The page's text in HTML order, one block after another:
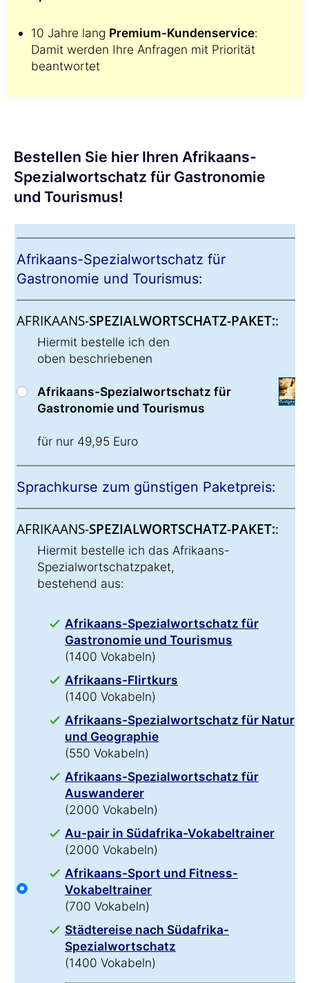
10 Jahre lang Premium-Kundenservice:
Damit werden Ihre Anfragen mit Priorität
beantwortet
Bestellen Sie hier Ihren Afrikaans-
Spezialwortschatz für Gastronomie
und Tourismus!
Afrikaans-Spezialwortschatz für
Gastronomie und Tourismus:
AFRIKAANS-SPEZIALWORTSCHATZ-PAKET::
Hiermit bestelle ich den
oben beschriebenen
Afrikaans-Spezialwortschatz für
Gastronomie und Tourismus
für nur 49,95 Euro
Sprachkurse zum günstigen Paketpreis:
AFRIKAANS-SPEZIALWORTSCHATZ-PAKET::
Hiermit bestelle ich das Afrikaans-
Spezialwortschatzpaket,
bestehend aus:
Afrikaans-Spezialwortschatz für
Gastronomie und Tourismus
(1400 Vokabeln)
Afrikaans-Flirtkurs
(1400 Vokabeln)
Afrikaans-Spezialwortschatz für Natur
und Geographie
(550 Vokabeln)
Afrikaans-Spezialwortschatz für
Auswanderer
(2000 Vokabeln)
Au-pair in Südafrika-Vokabeltrainer
(2000 Vokabeln)
Afrikaans-Sport und Fitness-
Vokabeltrainer
(700 Vokabeln)
Städtereise nach Südafrika-
Spezialwortschatz
(1400 Vokabeln)